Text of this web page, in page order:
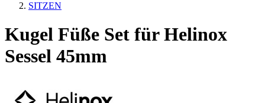
SITZEN
Kugel Füße Set für Helinox
Sessel 45mm